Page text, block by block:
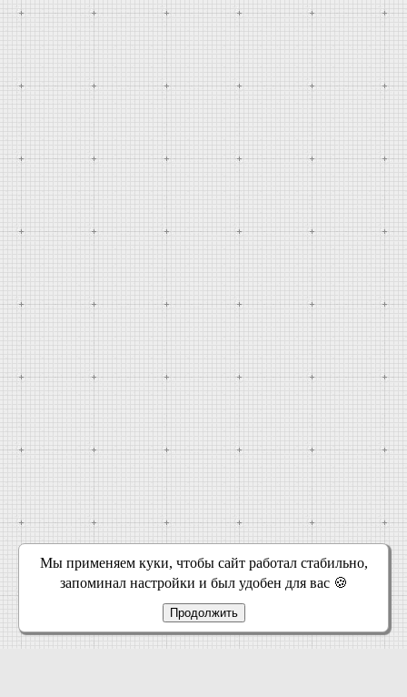
Мы применяем куки, чтобы сайт работал стабильно,
запоминал настройки и был удобен для вас 🍪
Продолжить